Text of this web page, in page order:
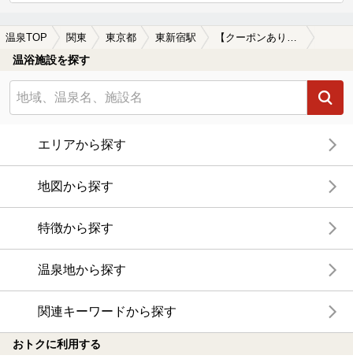
温泉TOP 関東 東京都 東新宿駅 【クーポンあり】深夜営業している東新宿駅近くの温泉、日帰り温泉、スーパー銭湯おすすめ
温浴施設を探す
エリアから探す
地図から探す
特徴から探す
温泉地から探す
関連キーワードから探す
おトクに利用する